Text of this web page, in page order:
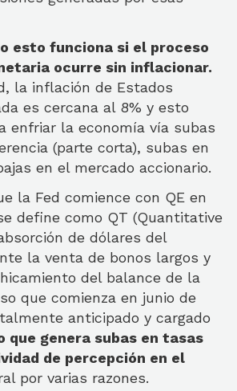
esto funciona si el proceso
ocurre sin inflacionar.
la inflación de Estados
es cercana al 8% y esto
enfriar la economía vía subas
(parte corta), subas en
en el mercado accionario.
la Fed comience con QE en
define como QT (Quantitative
de dólares del
la venta de bonos largos y
del balance de la
que comienza en junio de
anticipado y cargado
que genera subas en tasas
de percepción en el
por varias razones.